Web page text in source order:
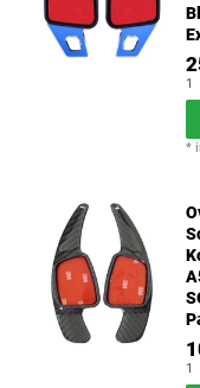
1
*
1